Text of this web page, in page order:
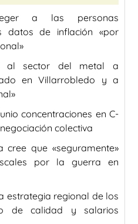
a las personas
datos de inflación «por
al sector del metal a
en Villarrobledo y a
concentraciones en C-
colectiva
cree que «seguramente»
por la guerra en
estrategia regional de los
de calidad y salarios